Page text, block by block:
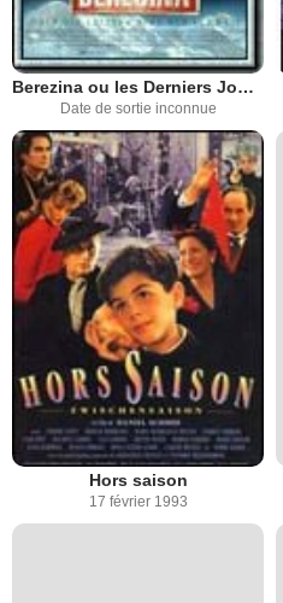
Berezina ou les Derniers Jours de la Suisse
Date de sortie inconnue
Hors saison
17 février 1993